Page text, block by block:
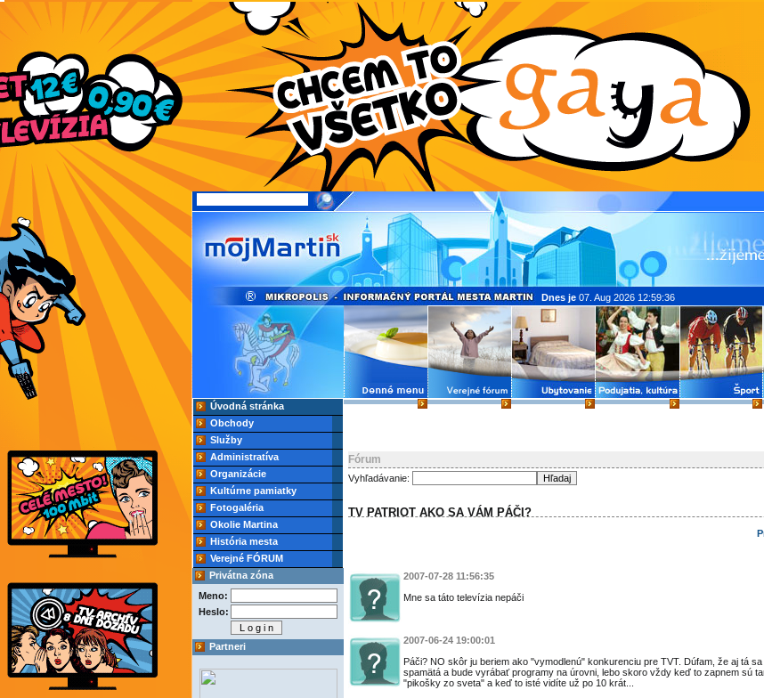
Úvodná stránka
Obchody
Služby
Administratíva
Organizácie
Kultúrne pamiatky
Fotogaléria
Okolie Martina
História mesta
Verejné FÓRUM
Privátna zóna
Meno:
Heslo:
Partneri
Dnes je 07. Aug 2026 12:59:36
Fórum
Vyhľadávanie:
TV PATRIOT AKO SA VÁM PÁČI?
2007-07-28 11:56:35
Mne sa táto televízia nepáči
2007-06-24 19:00:01
Páči? NO skôr ju beriem ako "vymodlenú" konkurenciu pre TVT. Dúfam, že aj tá
spamätá a bude vyrábať programy na úrovni, lebo skoro vždy keď to zapnem sú
"pikošky zo sveta" a keď to isté vidíte už po 10 krát...